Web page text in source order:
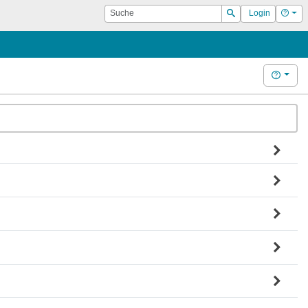
Suche
Suchen
Login Hilfe
Hilfe